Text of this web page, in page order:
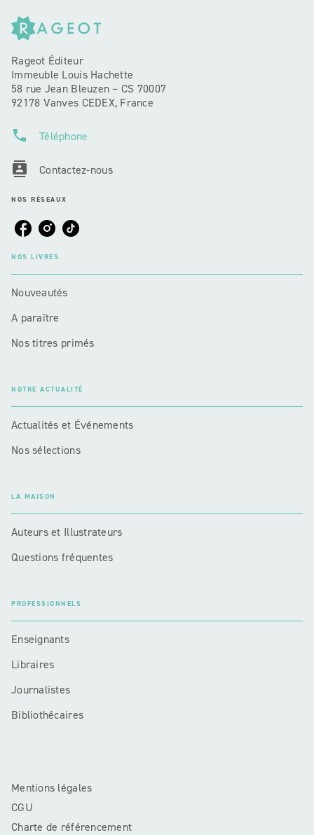
Rageot Éditeur
Immeuble Louis Hachette
58 rue Jean Bleuzen – CS 70007
92178 Vanves CEDEX, France
phone Téléphone
contacts Contactez-nous
NOS RÉSEAUX
NOS LIVRES
Nouveautés
A paraître
Nos titres primés
NOTRE ACTUALITÉ
Actualités et Événements
Nos sélections
LA MAISON
Auteurs et Illustrateurs
Questions fréquentes
PROFESSIONNELS
Enseignants
Libraires
Journalistes
Bibliothécaires
Mentions légales
CGU
Charte de référencement